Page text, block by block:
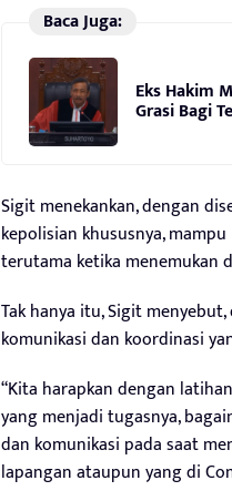
Baca Juga:
Eks Hakim
Grasi Bagi
Sigit menekankan, dengan
kepolisian khususnya,
terutama ketika menemukan
Tak hanya itu, Sigit
komunikasi dan koordinasi
“Kita harapkan dengan
yang menjadi tugasnya,
dan komunikasi pada saat
lapangan ataupun yang di